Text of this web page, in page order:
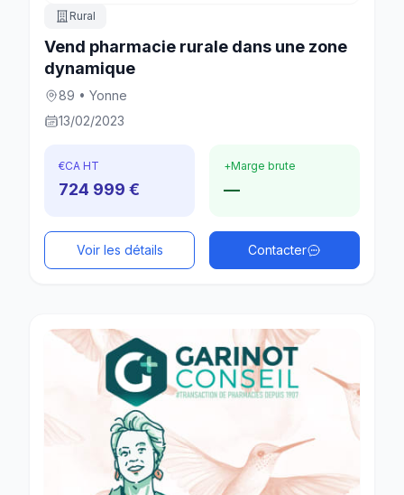
Rural
Vend pharmacie rurale dans une zone
dynamique
89 • Yonne
13/02/2023
€CA HT
724 999 €
+Marge brute
—
Voir les détails Contacter